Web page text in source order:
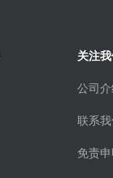
关注
公司
联系
免责